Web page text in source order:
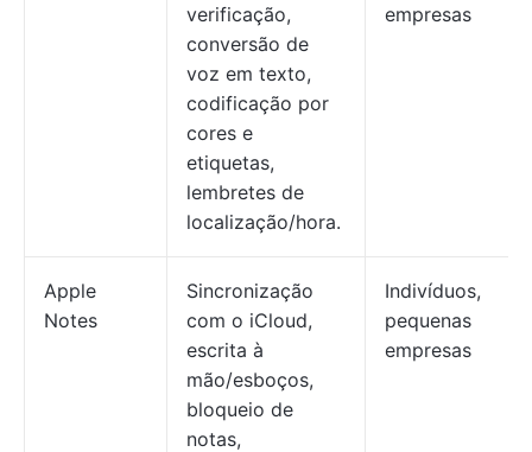
verificação,
conversão de
voz em texto,
codificação por
cores e
etiquetas,
lembretes de
localização/hora.
empresas
Apple
Notes
Sincronização
com o iCloud,
escrita à
mão/esboços,
bloqueio de
notas,
Indivíduos,
pequenas
empresas